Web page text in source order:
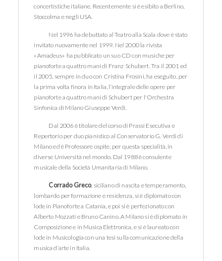
concertistiche italiane. Recentemente si è esibito a Berlino,
Stoccolma e negli USA.
Nel 1996 ha debuttato al Teatro alla Scala dove è stato
invitato nuovamente nel 1999. Nel 2000 la rivista
«Amadeus» ha pubblicato un suo CD con musiche per
pianoforte a quattro mani di Franz Schubert. Tra il 2001 ed
il 2005, sempre in duo con Cristina Frosini, ha eseguito, per
la prima volta finora in Italia, l’integrale delle opere per
pianoforte a quattro mani di Schubert per l'Orchestra
Sinfonica di Milano Giuseppe Verdi.
Dal 2006 è titolare del corso di Prassi Esecutiva e
Repertorio per duo pianistico al Conservatorio G. Verdi di
Milano ed è Professore ospite, per questa specialità, in
diverse Università nel mondo. Dal 1988 è consulente
musicale della Società Umanitaria di Milano.
Corrado Greco, siciliano di nascita e temperamento,
lombardo per formazione e residenza, si è diplomato con
lode in Pianoforte a Catania, e poi si è perfezionato con
Alberto Mozzati e Bruno Canino. A Milano si è diplomato in
Composizione e in Musica Elettronica, e si è laureato con
lode in Musicologia con una tesi sulla comunicazione della
musica d’arte in Italia.